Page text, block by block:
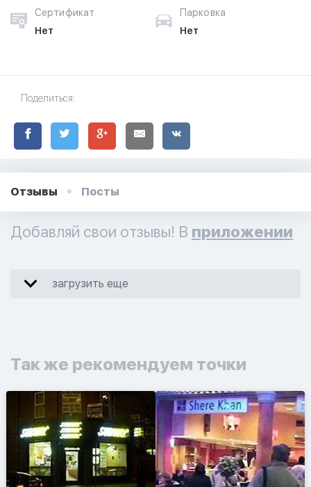
Сертификат
Нет
Парковка
Нет
Поделиться:
Отзывы Посты
Добавляй свои отзывы! В приложении
загрузить еще
Так же рекомендуем точки